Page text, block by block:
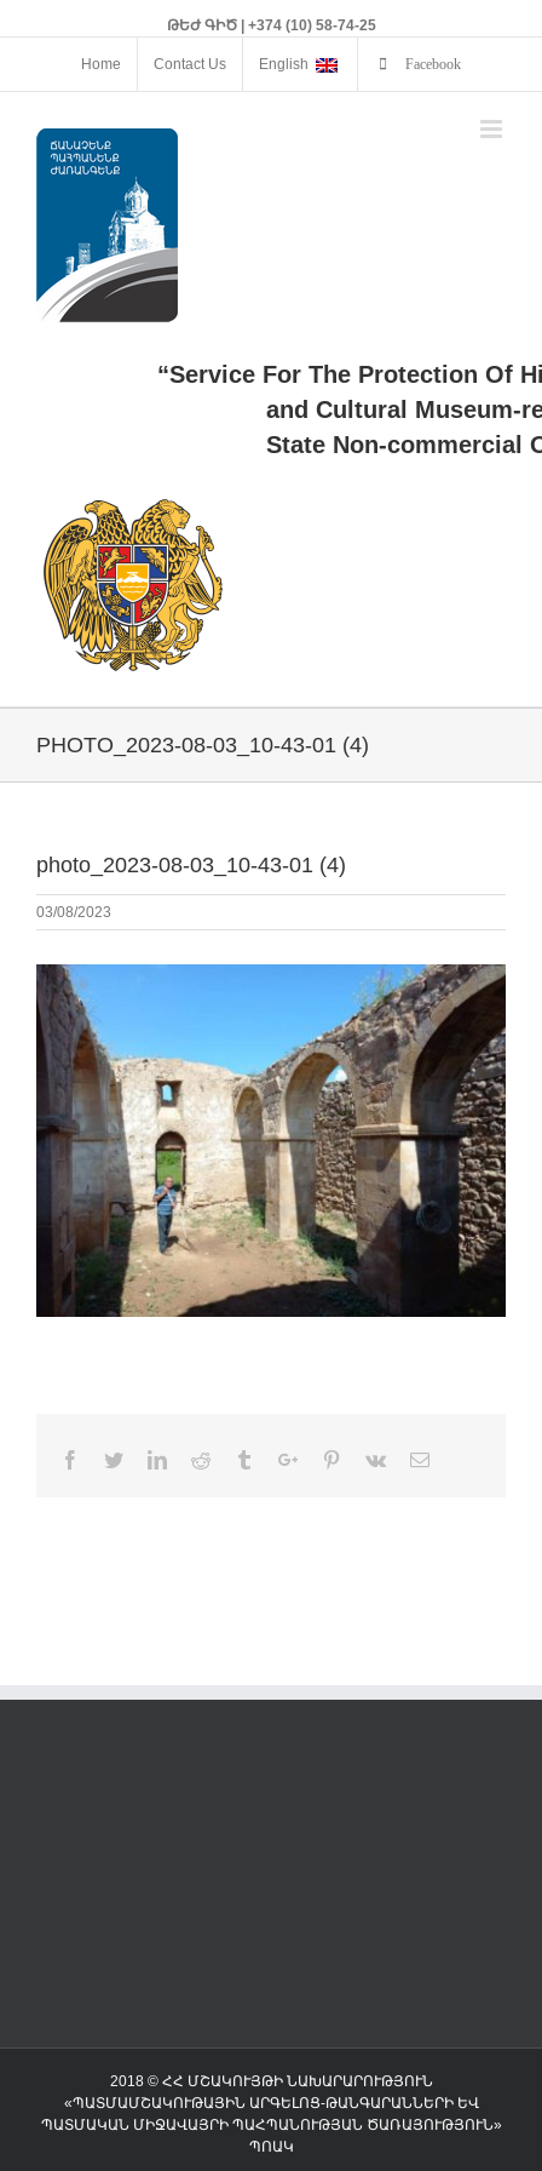
ԹԵԺ ԳԻԾ | +374 (10) 58-74-25
Home Contact Us English Facebook
“Service For The Protection Of
and Cultural Museum-
State Non-commercial
PHOTO_2023-08-03_10-43-01 (4)
photo_2023-08-03_10-43-01 (4)
03/08/2023
Facebook
TwitterLinkedinReddit TumblrGoogle+Pinterest
Vk Email
2018 © ՀՀ ՄՇԱԿՈՒՅԹԻ ՆԱԽԱՐԱՐՈՒԹՅՈՒՆ
«ՊԱՏՄԱՄՇԱԿՈՒԹԱՅԻՆ ԱՐԳԵԼՈՑ-ԹԱՆԳԱՐԱՆՆԵՐԻ ԵՎ
ՊԱՏՄԱԿԱՆ ՄԻՋԱՎԱՅՐԻ ՊԱՀՊԱՆՈՒԹՅԱՆ ԾԱՌԱՅՈՒԹՅՈՒՆ»
ՊՈԱԿ